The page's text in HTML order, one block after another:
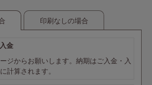
印刷なしの場合
金
ジからお願いします。納期はご入金・入
計算されます。